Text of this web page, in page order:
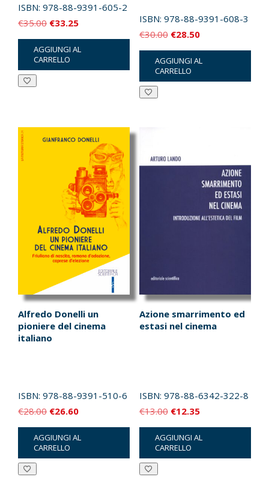
ISBN: 978-88-9391-605-2
€35.00 Il
prezzo
originale
era:
€33.25Il
prezzo
attuale
è:
AGGIUNGI AL
CARRELLO
ISBN: 978-88-9391-608-3
€30.00 Il
prezzo
originale
era:
€28.50Il
prezzo
attuale
è:
AGGIUNGI AL
CARRELLO
Alfredo Donelli un
pioniere del cinema
italiano
ISBN: 978-88-9391-510-6
€28.00 Il
prezzo
originale
era:
€26.60Il
prezzo
attuale
è:
AGGIUNGI AL
CARRELLO
Azione smarrimento ed
estasi nel cinema
ISBN: 978-88-6342-322-8
€13.00 Il
prezzo
originale
era:
€12.35Il
prezzo
attuale
è:
AGGIUNGI AL
CARRELLO